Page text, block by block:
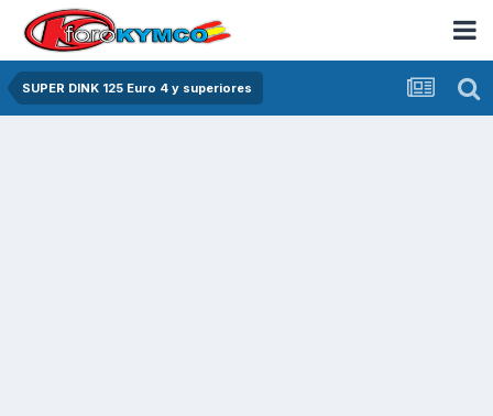
SUPER DINK 125 Euro 4 y superiores